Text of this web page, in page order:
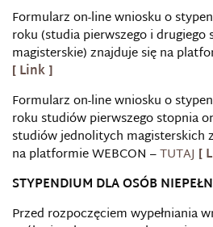
Formularz on-line wniosku o
roku (studia pierwszego i
magisterskie) znajduje się na
Formularz on-line wniosku o
roku studiów pierwszego stopnia
studiów jednolitych magisterskich
na platformie WEBCON –TUTAJ
STYPENDIUM DLA OSÓB
Przed rozpoczęciem wypełniania